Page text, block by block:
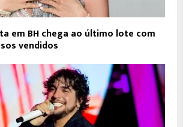
em BH chega ao último lote com
vendidos